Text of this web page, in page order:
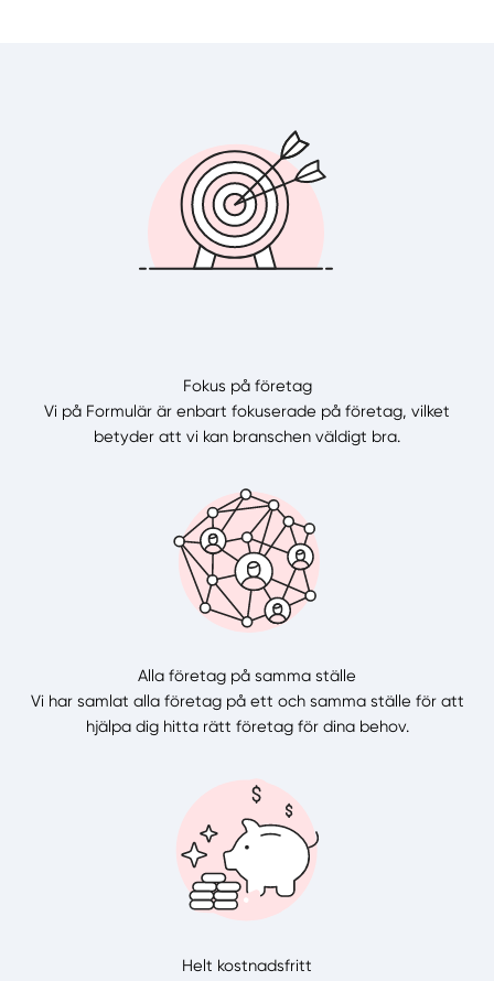
Fokus på företag
Vi på Formulär är enbart fokuserade på företag, vilket
betyder att vi kan branschen väldigt bra.
Alla företag på samma ställe
Vi har samlat alla företag på ett och samma ställe för att
hjälpa dig hitta rätt företag för dina behov.
Helt kostnadsfritt